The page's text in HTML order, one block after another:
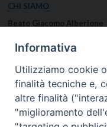
CHI SIAMO
Beato Giacomo Alberione
Missione Paolina
Luoghi delle Origini
Governo Generale
Informativa
Utilizziamo cookie
finalità tecniche e,
altre finalità
"miglioramento